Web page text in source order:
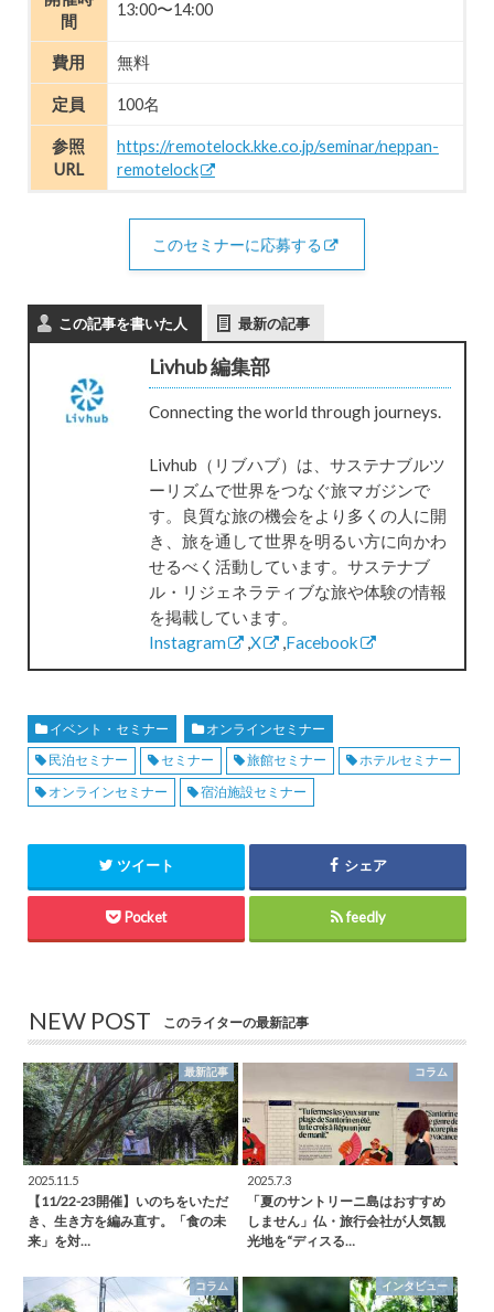
間
13:00〜14:00
費用 無料
定員 100名
参照
URL
https://remotelock.kke.co.jp/seminar/neppan-
remotelock
このセミナーに応募する
この記事を書いた人 最新の記事
Livhub 編集部
Connecting the world through journeys.
Livhub（リブハブ）は、サステナブルツ
ーリズムで世界をつなぐ旅マガジンで
す。良質な旅の機会をより多くの人に開
き、旅を通して世界を明るい方に向かわ
せるべく活動しています。サステナブ
ル・リジェネラティブな旅や体験の情報
を掲載しています。
Instagram
X Facebook
イベント・セミナー
オンラインセミナー
民泊セミナー
セミナー 旅館セミナー
ホテルセミナー
オンラインセミナー
宿泊施設セミナー
ツイート シェア
Pocket feedly
NEW POST このライターの最新記事
最新記事
2025.11.5
【11/22-23開催】いのちをいただ
き、生き方を編み直す。「食の未
来」を対…
コラム
2025.7.3
「夏のサントリーニ島はおすすめ
しません」仏・旅行会社が人気観
光地を“ディスる…
コラム インタビュー